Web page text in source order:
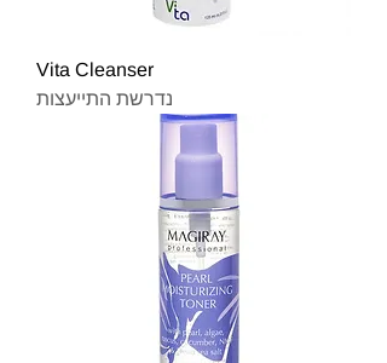
Vita Cleanser
נדרשת התייעצות